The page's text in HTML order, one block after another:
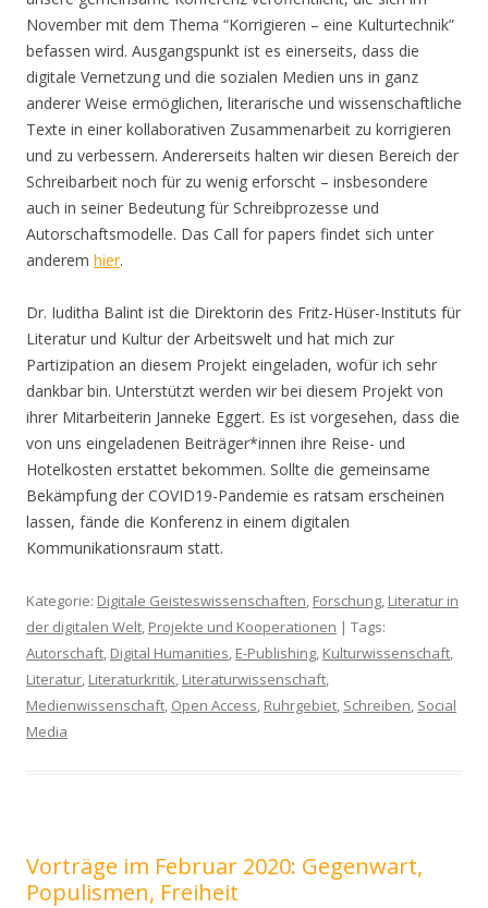
November mit dem Thema “Korrigieren – eine Kulturtechnik”
befassen wird. Ausgangspunkt ist es einerseits, dass die
digitale Vernetzung und die sozialen Medien uns in ganz
anderer Weise ermöglichen, literarische und wissenschaftliche
Texte in einer kollaborativen Zusammenarbeit zu korrigieren
und zu verbessern. Andererseits halten wir diesen Bereich der
Schreibarbeit noch für zu wenig erforscht – insbesondere
auch in seiner Bedeutung für Schreibprozesse und
Autorschaftsmodelle. Das Call for papers findet sich unter
anderem hier.
Dr. Iuditha Balint ist die Direktorin des Fritz-Hüser-Instituts für
Literatur und Kultur der Arbeitswelt und hat mich zur
Partizipation an diesem Projekt eingeladen, wofür ich sehr
dankbar bin. Unterstützt werden wir bei diesem Projekt von
ihrer Mitarbeiterin Janneke Eggert. Es ist vorgesehen, dass die
von uns eingeladenen Beiträger*innen ihre Reise- und
Hotelkosten erstattet bekommen. Sollte die gemeinsame
Bekämpfung der COVID19-Pandemie es ratsam erscheinen
lassen, fände die Konferenz in einem digitalen
Kommunikationsraum statt.
Kategorie: Digitale Geisteswissenschaften, Forschung, Literatur in
der digitalen Welt, Projekte und Kooperationen | Tags:
Autorschaft, Digital Humanities, E-Publishing, Kulturwissenschaft,
Literatur, Literaturkritik, Literaturwissenschaft,
Medienwissenschaft, Open Access, Ruhrgebiet, Schreiben, Social
Media
Vorträge im Februar 2020: Gegenwart,
Populismen, Freiheit